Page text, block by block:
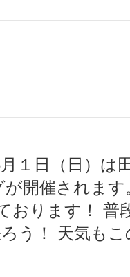
１日（日）は
開催されま
おります！
ろう！ 天気も